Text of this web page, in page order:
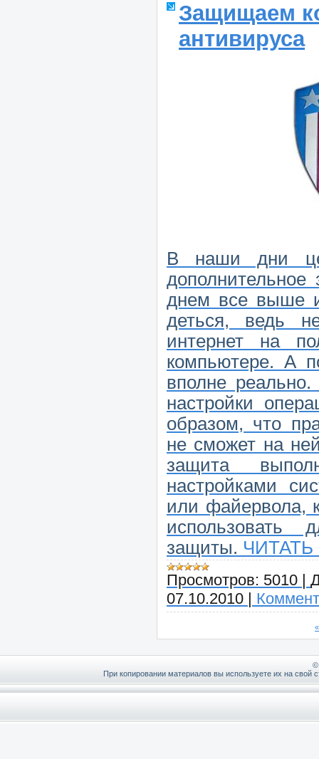
Защищаем
антивируса
В наши дни
днем все выше
деться, ведь
интернет на
компьютере. А
вполне
настройки
образом, что
не сможет на
защита
настройками
или файервола,
использовать
защиты.
Просмотров: 5010
07.10.2010
«
©
При копировании материалов вы используете их на свой